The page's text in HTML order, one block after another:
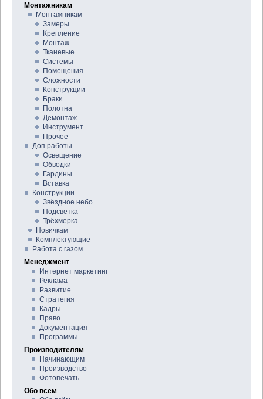
Монтажникам
Монтажникам
Замеры
Крепление
Монтаж
Тканевые
Системы
Помещения
Сложности
Конструкции
Браки
Полотна
Демонтаж
Инструмент
Прочее
Доп работы
Освещение
Обводки
Гардины
Вставка
Конструкции
Звёздное небо
Подсветка
Трёхмерка
Новичкам
Комплектующие
Работа с газом
Менеджмент
Интернет маркетинг
Реклама
Развитие
Стратегия
Кадры
Право
Документация
Программы
Производителям
Начинающим
Производство
Фотопечать
Обо всём